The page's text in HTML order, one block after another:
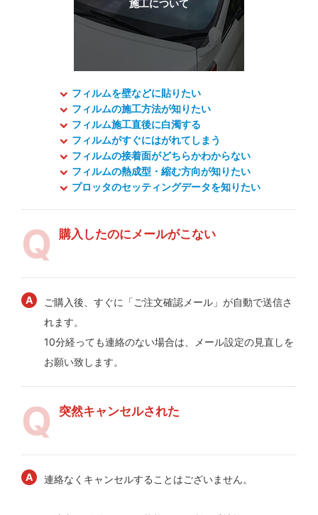
フィルムを壁などに貼りたい
フィルムの施工方法が知りたい
フィルム施工直後に白濁する
フィルムがすぐにはがれてしまう
フィルムの接着面がどちらかわからない
フィルムの熱成型・縮む方向が知りたい
プロッタのセッティングデータを知りたい
購入したのにメールがこない
ご購入後、すぐに「ご注文確認メール」が自動で送信さ
れます。
10分経っても連絡のない場合は、メール設定の見直しを
お願い致します。
突然キャンセルされた
連絡なくキャンセルすることはございません。